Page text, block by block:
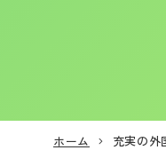
ホーム 充実の外